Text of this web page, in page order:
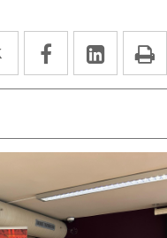
Twitter
Enlace
a
aplicación
Facebook
Enlace
a
aplicación
Enlace
a